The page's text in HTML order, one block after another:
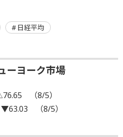
日経平均
ーヨーク市場
（8/5）
（8/5）